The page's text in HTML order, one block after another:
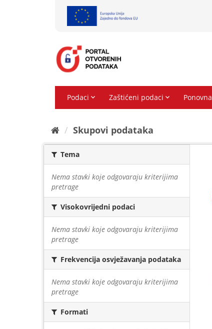
Skupovi podаtаkа
Tema
Nema stavki koje odgovaraju kriterijima
pretrage
Visokovrijedni podaci
Nema stavki koje odgovaraju kriterijima
pretrage
Frekvencija osvježavanja podataka
Nema stavki koje odgovaraju kriterijima
pretrage
Formati